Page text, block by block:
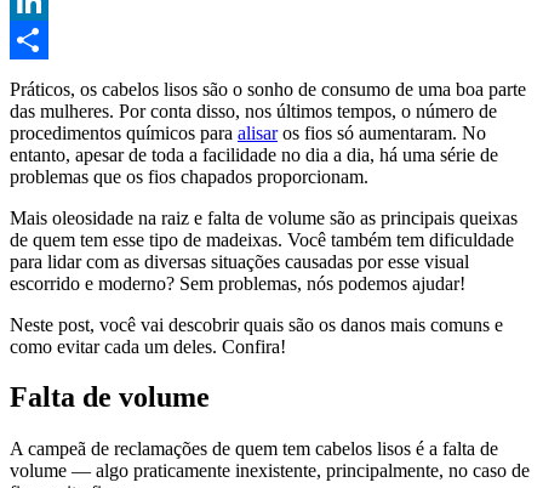
LinkedIn
Compartilhar
Práticos, os cabelos lisos são o sonho de consumo de uma boa parte
das mulheres. Por conta disso, nos últimos tempos, o número de
procedimentos químicos para alisaros fios só aumentaram. No
entanto, apesar de toda a facilidade no dia a dia, há uma série de
problemas que os fios chapados proporcionam.
Mais oleosidade na raiz e falta de volume são as principais queixas
de quem tem esse tipo de madeixas. Você também tem dificuldade
para lidar com as diversas situações causadas por esse visual
escorrido e moderno? Sem problemas, nós podemos ajudar!
Neste post, você vai descobrir quais são os danos mais comuns e
como evitar cada um deles. Confira!
Falta de volume
A campeã de reclamações de quem tem cabelos lisos é a falta de
volume — algo praticamente inexistente, principalmente, no caso de